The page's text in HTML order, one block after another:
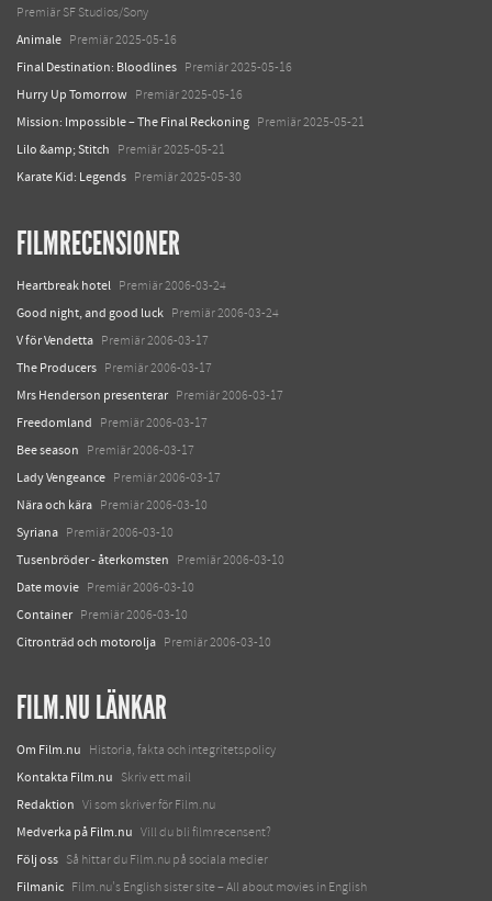
Premiär SF Studios/Sony
Animale Premiär 2025-05-16
Final Destination: Bloodlines Premiär 2025-05-16
Hurry Up Tomorrow Premiär 2025-05-16
Mission: Impossible – The Final Reckoning Premiär 2025-05-21
Lilo &amp; Stitch Premiär 2025-05-21
Karate Kid: Legends Premiär 2025-05-30
FILMRECENSIONER
Heartbreak hotel Premiär 2006-03-24
Good night, and good luck Premiär 2006-03-24
V för Vendetta Premiär 2006-03-17
The Producers Premiär 2006-03-17
Mrs Henderson presenterar Premiär 2006-03-17
Freedomland Premiär 2006-03-17
Bee season Premiär 2006-03-17
Lady Vengeance Premiär 2006-03-17
Nära och kära Premiär 2006-03-10
Syriana Premiär 2006-03-10
Tusenbröder - återkomsten Premiär 2006-03-10
Date movie Premiär 2006-03-10
Container Premiär 2006-03-10
Citronträd och motorolja Premiär 2006-03-10
FILM.NU LÄNKAR
Om Film.nu Historia, fakta och integritetspolicy
Kontakta Film.nu Skriv ett mail
Redaktion Vi som skriver för Film.nu
Medverka på Film.nu Vill du bli filmrecensent?
Följ oss Så hittar du Film.nu på sociala medier
Filmanic Film.nu's English sister site – All about movies in English